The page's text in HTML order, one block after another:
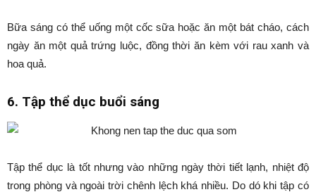
Bữa sáng có thể uống một cốc sữa hoặc ăn một bát cháo, cách
ngày ăn một quả trứng luộc, đồng thời ăn kèm với rau xanh và
hoa quả.
6. Tập thể dục buổi sáng
Tập thể dục là tốt nhưng vào những ngày thời tiết lạnh, nhiệt độ
trong phòng và ngoài trời chênh lệch khá nhiều. Do dó khi tập có